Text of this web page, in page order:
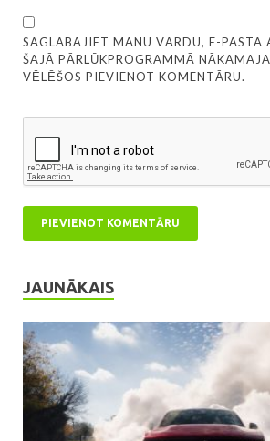
SAGLABĀJIET MANU VĀRDU, E-PASTA
ŠAJĀ PĀRLŪKPROGRAMMĀ
VĒLĒŠOS PIEVIENOT KOMENTĀRU.
JAUNĀKAIS